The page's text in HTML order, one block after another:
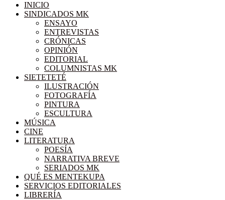
INICIO
SINDICADOS MK
ENSAYO
ENTREVISTAS
CRÓNICAS
OPINIÓN
EDITORIAL
COLUMNISTAS MK
SIETETETÉ
ILUSTRACIÓN
FOTOGRAFÍA
PINTURA
ESCULTURA
MÚSICA
CINE
LITERATURA
POESÍA
NARRATIVA BREVE
SERIADOS MK
QUÉ ES MENTEKUPA
SERVICIOS EDITORIALES
LIBRERÍA